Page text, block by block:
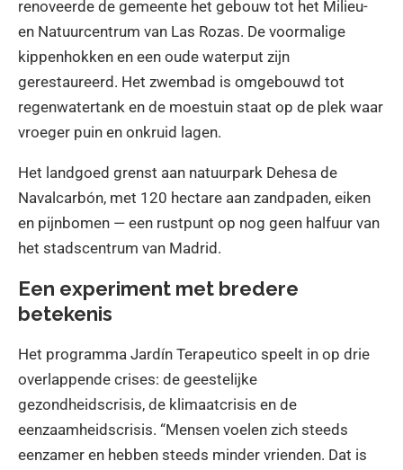
renoveerde de gemeente het gebouw tot het Milieu-
en Natuurcentrum van Las Rozas. De voormalige
kippenhokken en een oude waterput zijn
gerestaureerd. Het zwembad is omgebouwd tot
regenwatertank en de moestuin staat op de plek waar
vroeger puin en onkruid lagen.
Het landgoed grenst aan natuurpark Dehesa de
Navalcarbón, met 120 hectare aan zandpaden, eiken
en pijnbomen — een rustpunt op nog geen halfuur van
het stadscentrum van Madrid.
Een experiment met bredere
betekenis
Het programma Jardín Terapeutico speelt in op drie
overlappende crises: de geestelijke
gezondheidscrisis, de klimaatcrisis en de
eenzaamheidscrisis. “Mensen voelen zich steeds
eenzamer en hebben steeds minder vrienden. Dat is